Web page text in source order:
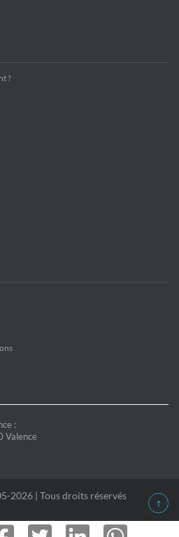
?
:
Valence
2026 | Tous droits réservés